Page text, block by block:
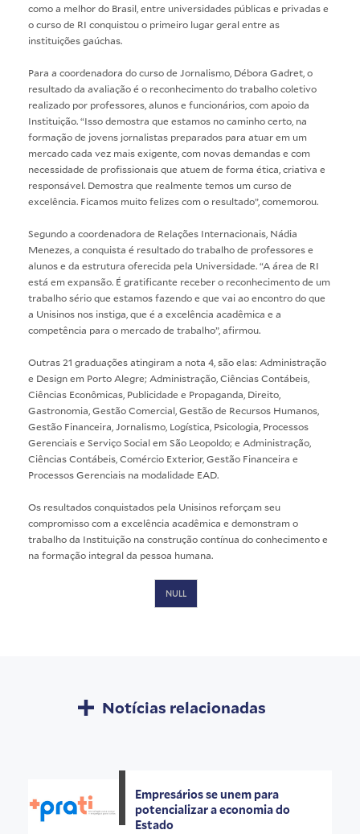
como a melhor do Brasil, entre universidades públicas e privadas e
o curso de RI conquistou o primeiro lugar geral entre as
instituições gaúchas.
Para a coordenadora do curso de Jornalismo, Débora Gadret, o
resultado da avaliação é o reconhecimento do trabalho coletivo
realizado por professores, alunos e funcionários, com apoio da
Instituição. “Isso demostra que estamos no caminho certo, na
formação de jovens jornalistas preparados para atuar em um
mercado cada vez mais exigente, com novas demandas e com
necessidade de profissionais que atuem de forma ética, criativa e
responsável. Demostra que realmente temos um curso de
excelência. Ficamos muito felizes com o resultado”, comemorou.
Segundo a coordenadora de Relações Internacionais, Nádia
Menezes, a conquista é resultado do trabalho de professores e
alunos e da estrutura oferecida pela Universidade. “A área de RI
está em expansão. É gratificante receber o reconhecimento de um
trabalho sério que estamos fazendo e que vai ao encontro do que
a Unisinos nos instiga, que é a excelência acadêmica e a
competência para o mercado de trabalho”, afirmou.
Outras 21 graduações atingiram a nota 4, são elas: Administração
e Design em Porto Alegre; Administração, Ciências Contábeis,
Ciências Econômicas, Publicidade e Propaganda, Direito,
Gastronomia, Gestão Comercial, Gestão de Recursos Humanos,
Gestão Financeira, Jornalismo, Logística, Psicologia, Processos
Gerenciais e Serviço Social em São Leopoldo; e Administração,
Ciências Contábeis, Comércio Exterior, Gestão Financeira e
Processos Gerenciais na modalidade EAD.
Os resultados conquistados pela Unisinos reforçam seu
compromisso com a excelência acadêmica e demonstram o
trabalho da Instituição na construção contínua do conhecimento e
na formação integral da pessoa humana.
NULL
Notícias relacionadas
Empresários se unem para
potencializar a economia do
Estado